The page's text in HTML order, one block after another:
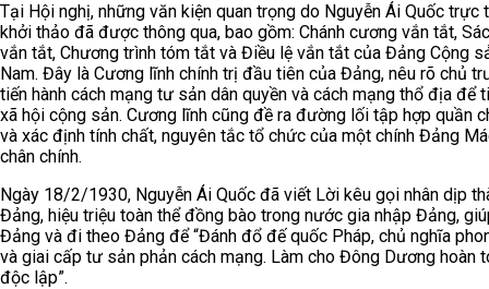
Tại Hội nghị, những văn kiện quan trọng do Nguyễn Ái Quốc trực
khởi thảo đã được thông qua, bao gồm: Chánh cương vắn tắt,
vắn tắt, Chương trình tóm tắt và Điều lệ vắn tắt của Đảng Cộng
Nam. Đây là Cương lĩnh chính trị đầu tiên của Đảng, nêu rõ chủ
tiến hành cách mạng tư sản dân quyền và cách mạng thổ địa để
xã hội cộng sản. Cương lĩnh cũng đề ra đường lối tập hợp quần
và xác định tính chất, nguyên tắc tổ chức của một chính Đảng
chân chính.
Ngày 18/2/1930, Nguyễn Ái Quốc đã viết Lời kêu gọi nhân dịp
Đảng, hiệu triệu toàn thể đồng bào trong nước gia nhập Đảng,
Đảng và đi theo Đảng để “Đánh đổ đế quốc Pháp, chủ nghĩa
và giai cấp tư sản phản cách mạng. Làm cho Đông Dương hoàn
độc lập”.